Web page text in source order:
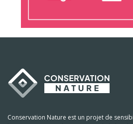
Conservation Nature est un projet de